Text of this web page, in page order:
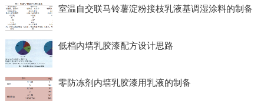
室温自交联马铃薯淀粉接枝乳液基调湿涂料的制备
低档内墙乳胶漆配方设计思路
零防冻剂内墙乳胶漆用乳液的制备